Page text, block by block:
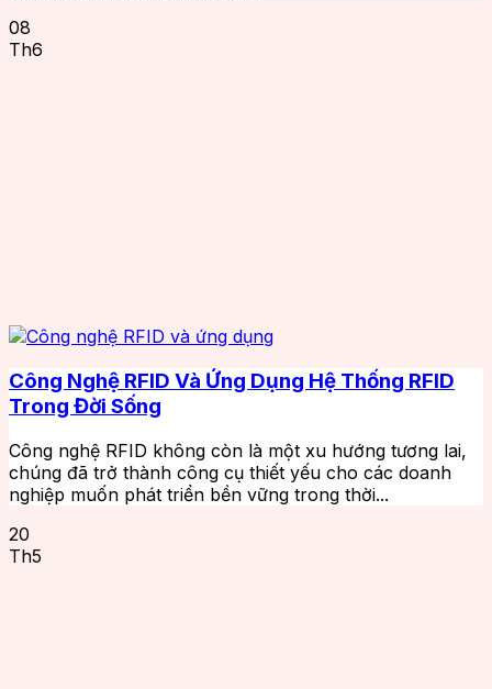
08
Th6
Công Nghệ RFID Và Ứng Dụng Hệ Thống RFID
Trong Đời Sống
Công nghệ RFID không còn là một xu hướng tương lai,
chúng đã trở thành công cụ thiết yếu cho các doanh
nghiệp muốn phát triển bền vững trong thời...
20
Th5